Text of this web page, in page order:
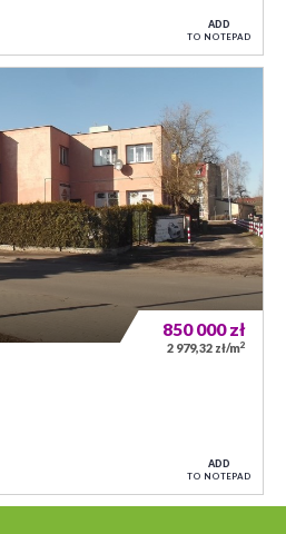
ADD
TO NOTEPAD
850 000zł
2 979,32 zł/m2
ADD
TO NOTEPAD